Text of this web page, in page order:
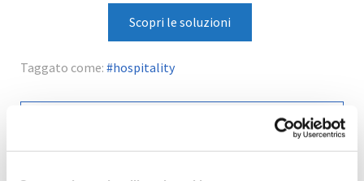
Scopri le soluzioni
Taggato come: hospitality